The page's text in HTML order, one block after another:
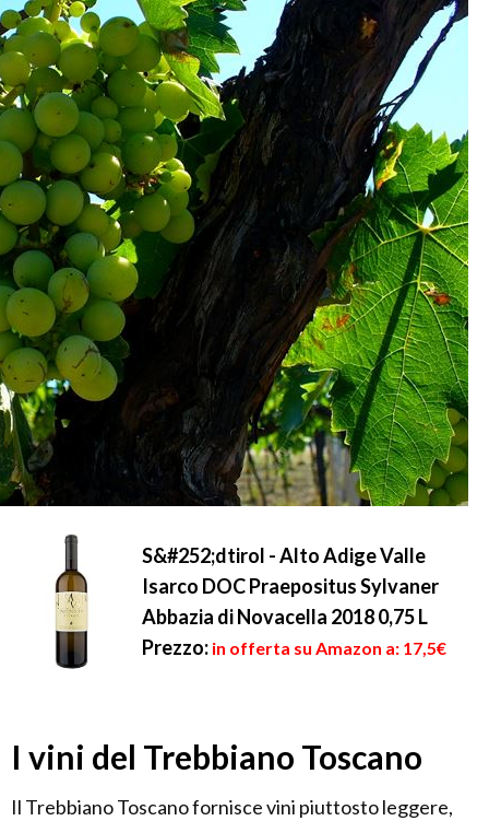
S&#252;dtirol - Alto Adige Valle
Isarco DOC Praepositus Sylvaner
Abbazia di Novacella 2018 0,75 L
Prezzo: in offerta su Amazon a: 17,5€
I vini del Trebbiano Toscano
Il Trebbiano Toscano fornisce vini piuttosto leggere,